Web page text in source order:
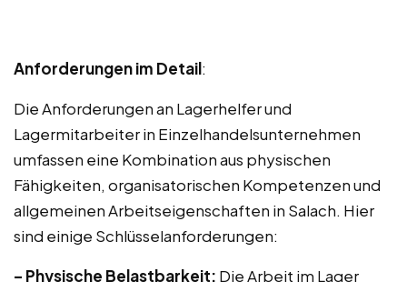
Anforderungen im Detail:
Die Anforderungen an Lagerhelfer und
Lagermitarbeiter in Einzelhandelsunternehmen
umfassen eine Kombination aus physischen
Fähigkeiten, organisatorischen Kompetenzen und
allgemeinen Arbeitseigenschaften in Salach. Hier
sind einige Schlüsselanforderungen:
– Physische Belastbarkeit: Die Arbeit im Lager